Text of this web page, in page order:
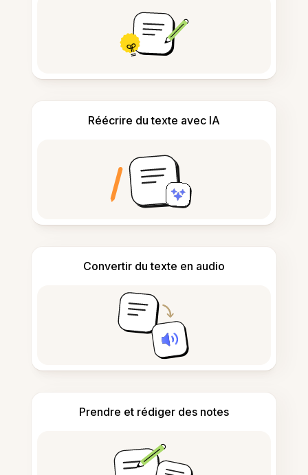
Réécrire du texte avec IA
Convertir du texte en audio
Prendre et rédiger des notes